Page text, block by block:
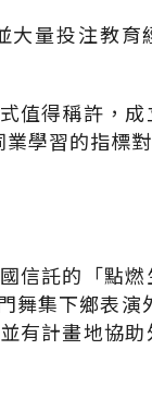
量投注教育
值得稱許，
學習的指標對
信託的「點
舞集下鄉表演
有計畫地協